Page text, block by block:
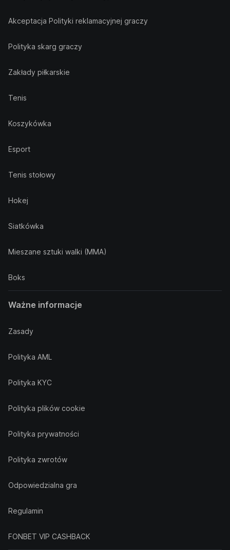
Akceptacja Polityki reklamacyjnej graczy
Polityka skarg graczy
Zakłady piłkarskie
Tenis
Koszykówka
Esport
Tenis stołowy
Hokej
Siatkówka
Mieszane sztuki walki (MMA)
Boks
Ważne informacje
Zasady
Polityka AML
Polityka KYC
Polityka plików cookie
Polityka prywatności
Polityka zwrotów
Odpowiedzialna gra
Regulamin
FONBET VIP CASHBACK